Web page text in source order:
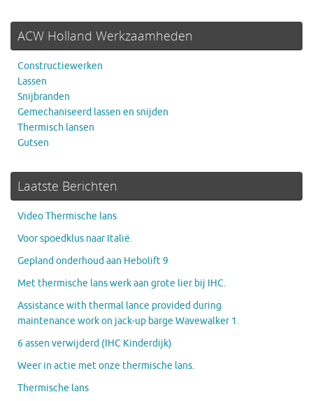
ACW Holland Werkzaamheden
Constructiewerken
Lassen
Snijbranden
Gemechaniseerd lassen en snijden
Thermisch lansen
Gutsen
Laatste Berichten
Video Thermische lans
Voor spoedklus naar Italië.
Gepland onderhoud aan Hebolift 9
Met thermische lans werk aan grote lier bij IHC.
Assistance with thermal lance provided during
maintenance work on jack-up barge Wavewalker 1.
6 assen verwijderd (IHC Kinderdijk)
Weer in actie met onze thermische lans.
Thermische lans